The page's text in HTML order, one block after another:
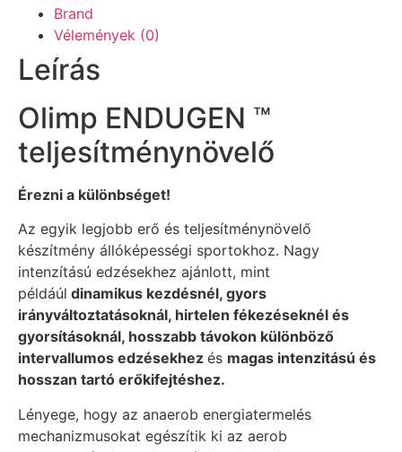
Brand
Vélemények (0)
Leírás
Olimp ENDUGEN ™
teljesítménynövelő
Érezni a különbséget!
Az egyik legjobb erő és teljesítménynövelő
készítmény állóképességi sportokhoz. Nagy
intenzítású edzésekhez ajánlott, mint
példáúl dinamikus kezdésnél, gyors
irányváltoztatásoknál, hirtelen fékezéseknél és
gyorsításoknál, hosszabb távokon különböző
intervallumos edzésekhez és magas intenzitású és
hosszan tartó erőkifejtéshez.
Lényege, hogy az anaerob energiatermelés
mechanizmusokat egészítik ki az aerob